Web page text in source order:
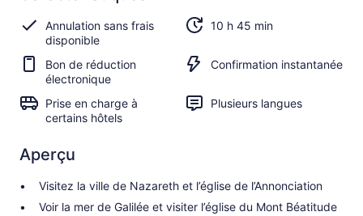
Afficher
les 37 avis
Annulation sans frais
disponible
10 h 45 min
Bon de réduction
électronique
Confirmation instantanée
Prise en charge à
certains hôtels
Plusieurs langues
Aperçu
Visitez la ville de Nazareth et l’église de l’Annonciation
Voir la mer de Galilée et visiter l’église du Mont Béatitude